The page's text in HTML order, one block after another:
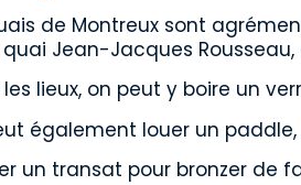
de Montreux sont
quai Jean-Jacques
les lieux, on peut y boire un
également louer un
un transat pour bronzer de